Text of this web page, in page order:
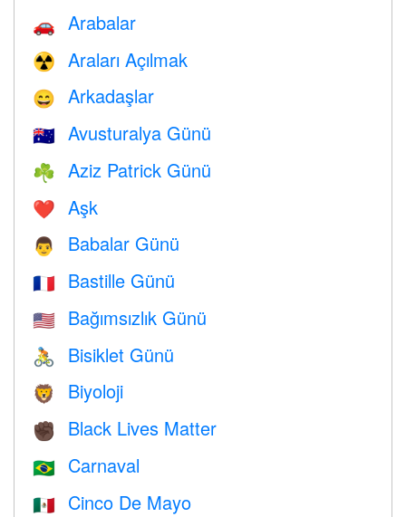
🚗 Arabalar
☢️ Araları Açılmak
😄 Arkadaşlar
🇦🇺 Avusturalya Günü
☘️ Aziz Patrick Günü
❤️️ Aşk
👨 Babalar Günü
🇫🇷 Bastille Günü
🇺🇸 Bağımsızlık Günü
🚴 Bisiklet Günü
🦁 Biyoloji
✊🏿 Black Lives Matter
🇧🇷 Carnaval
🇲🇽 Cinco De Mayo